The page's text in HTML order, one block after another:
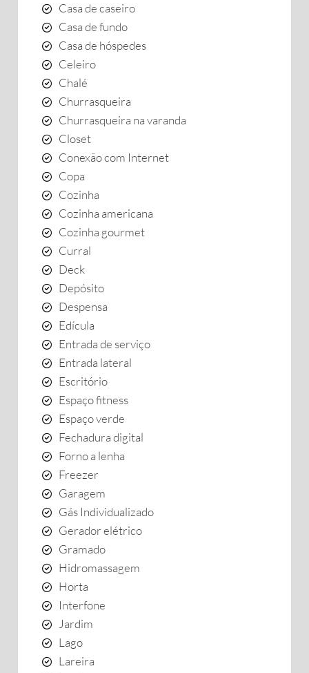
Casa de caseiro
Casa de fundo
Casa de hóspedes
Celeiro
Chalé
Churrasqueira
Churrasqueira na varanda
Closet
Conexão com Internet
Copa
Cozinha
Cozinha americana
Cozinha gourmet
Curral
Deck
Depósito
Despensa
Edícula
Entrada de serviço
Entrada lateral
Escritório
Espaço fitness
Espaço verde
Fechadura digital
Forno a lenha
Freezer
Garagem
Gás Individualizado
Gerador elétrico
Gramado
Hidromassagem
Horta
Interfone
Jardim
Lago
Lareira